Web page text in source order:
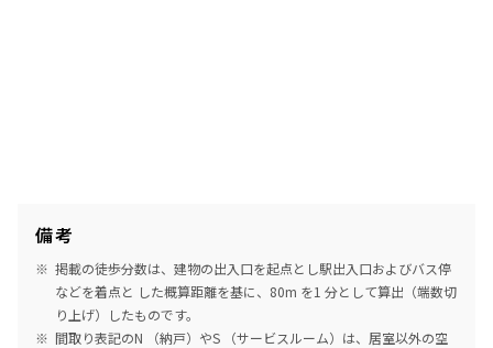
備考
掲載の徒歩分数は、建物の出入口を起点とし駅出入口およびバス停
などを着点と した概算距離を基に、80m を1 分として算出（端数切
り上げ）したものです。
間取り表記のN （納戸）やS （サービスルーム）は、居室以外の空